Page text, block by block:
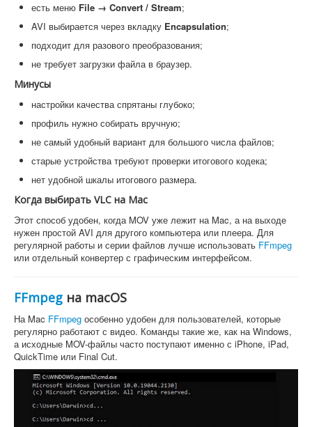
есть меню File → Convert / Stream;
AVI выбирается через вкладку Encapsulation;
подходит для разового преобразования;
не требует загрузки файла в браузер.
Минусы
настройки качества спрятаны глубоко;
профиль нужно собирать вручную;
не самый удобный вариант для большого числа файлов;
старые устройства требуют проверки итогового кодека;
нет удобной шкалы итогового размера.
Когда выбирать VLC на Mac
Этот способ удобен, когда MOV уже лежит на Mac, а на выходе
нужен простой AVI для другого компьютера или плеера. Для
регулярной работы и серии файлов лучше использовать FFmpeg
или отдельный конвертер с графическим интерфейсом.
FFmpeg на macOS
На Mac FFmpeg особенно удобен для пользователей, которые
регулярно работают с видео. Команды такие же, как на Windows,
а исходные MOV-файлы часто поступают именно с iPhone, iPad,
QuickTime или Final Cut.